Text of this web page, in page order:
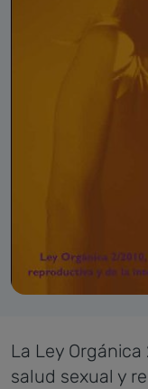
La Ley
salud sexual y